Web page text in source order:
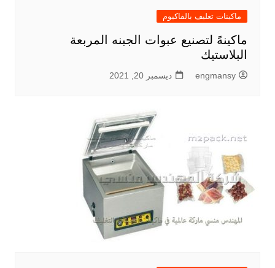
ماكينات تغليف بالفاكيوم
ماكينهً لتصنيع عبوات الجبنه المربعة
البلاستيك
engmansy ديسمبر 20, 2021